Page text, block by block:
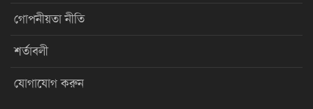
গোপনীয়তা নীতি
শর্তাবলী
যোগাযোগ করুন